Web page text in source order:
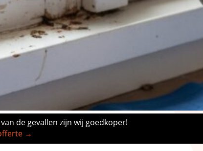
de gevallen zijn wij goedkoper!
→